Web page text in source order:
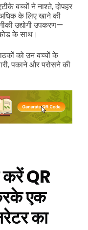
बच्चों ने नाश्ते, दोपहर
के लिए खाने की
उद्योगी उपकरण—
के साथ।
को उन बच्चों के
पकाने और परोसने की
करें QR
एक
का